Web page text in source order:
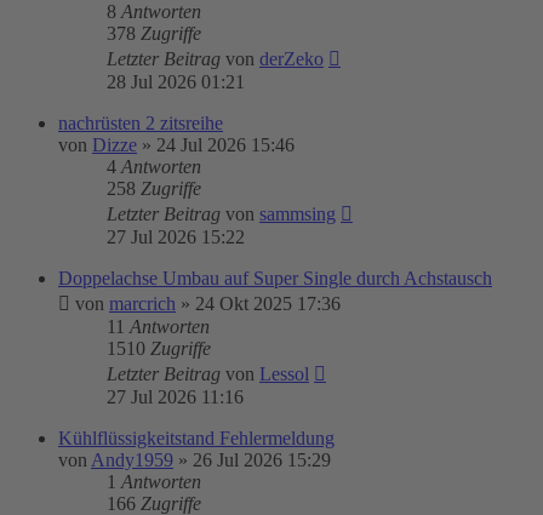
8 Antworten
378 Zugriffe
Letzter Beitrag von derZeko
28 Jul 2026 01:21
nachrüsten 2 zitsreihe
von Dizze » 24 Jul 2026 15:46
4 Antworten
258 Zugriffe
Letzter Beitrag von sammsing
27 Jul 2026 15:22
Doppelachse Umbau auf Super Single durch Achstausch
von marcrich » 24 Okt 2025 17:36
11 Antworten
1510 Zugriffe
Letzter Beitrag von Lessol
27 Jul 2026 11:16
Kühlflüssigkeitstand Fehlermeldung
von Andy1959 » 26 Jul 2026 15:29
1 Antworten
166 Zugriffe